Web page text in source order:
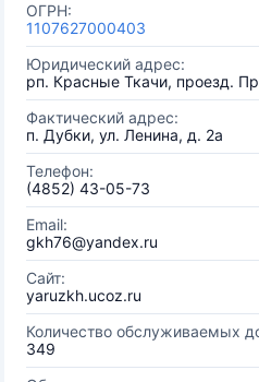
ОГРН:
1107627000403
Юридический адрес:
рп. Красные Ткачи, проезд.
Фактический адрес:
п. Дубки, ул. Ленина, д. 2а
Телефон:
(4852) 43-05-73
Email:
gkh76@yandex.ru
Сайт:
yaruzkh.ucoz.ru
Количество обслуживаемых
349